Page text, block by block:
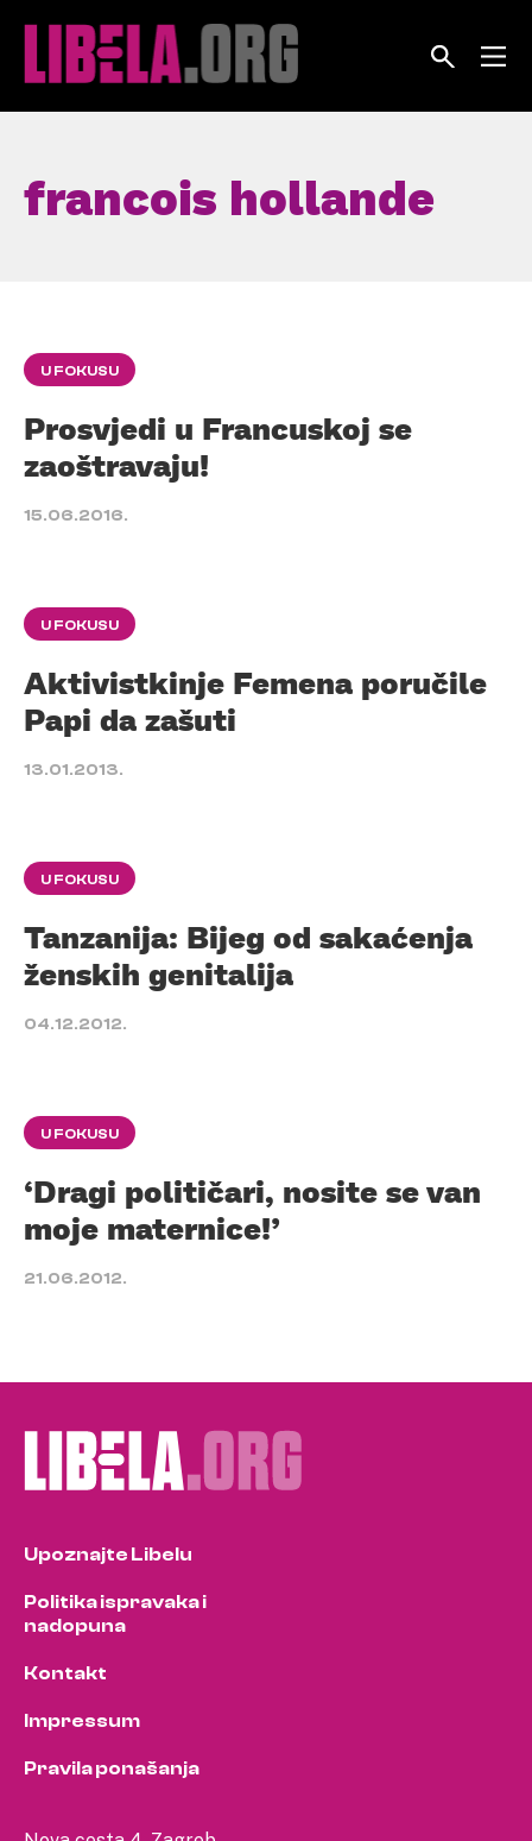
francois hollande
U FOKUSU
Prosvjedi u Francuskoj se
zaoštravaju!
15.06.2016.
U FOKUSU
Aktivistkinje Femena poručile
Papi da zašuti
13.01.2013.
U FOKUSU
Tanzanija: Bijeg od sakaćenja
ženskih genitalija
04.12.2012.
U FOKUSU
‘Dragi političari, nosite se van
moje maternice!’
21.06.2012.
Upoznajte Libelu
Politika ispravaka i
nadopuna
Kontakt
Impressum
Pravila ponašanja